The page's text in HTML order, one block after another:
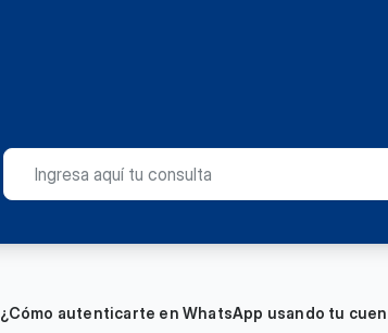
¿Cómo autenticarte en WhatsApp usando tu